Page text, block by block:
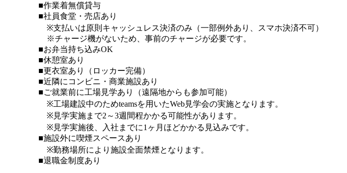
■作業着無償貸与
■社員食堂・売店あり
※支払いは原則キャッシュレス決済のみ（一部例外あり、スマホ決済不可）
※チャージ機がないため、事前のチャージが必要です。
■お弁当持ち込みOK
■休憩室あり
■更衣室あり（ロッカー完備）
■近隣にコンビニ・商業施設あり
■ご就業前に工場見学あり（遠隔地からも参加可能）
※工場建設中のためteamsを用いたWeb見学会の実施となります。
※見学実施まで2～3週間程かかる可能性があります。
※見学実施後、入社までに1ヶ月ほどかかる見込みです。
■施設外に喫煙スペースあり
※勤務場所により施設全面禁煙となります。
■退職金制度あり